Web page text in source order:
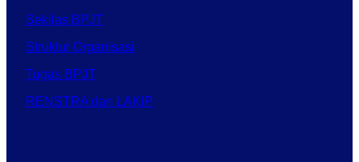
Sekilas BPJT
Struktur Organisasi
Tugas BPJT
RENSTRA dan LAKIP